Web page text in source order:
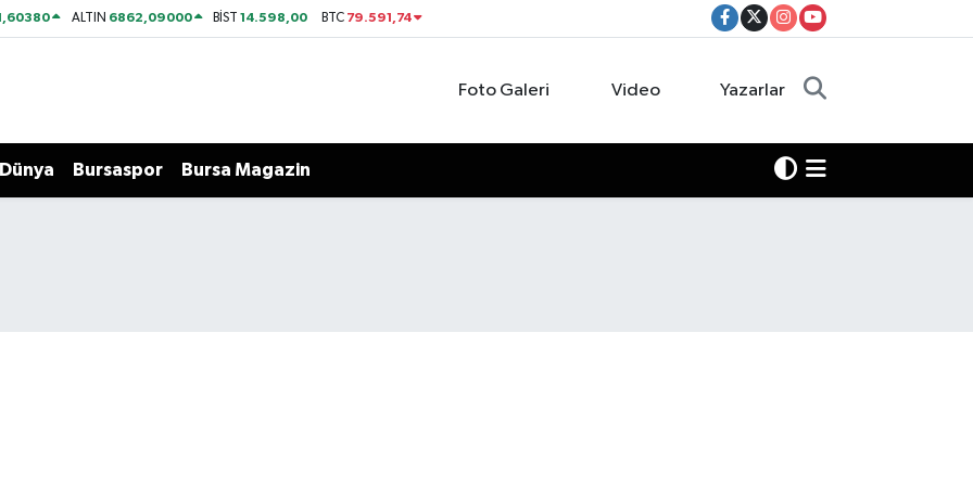
ALTIN 6862,09000 BİST14.598,00 BTC 79.591,74
Foto Galeri Video Yazarlar
Dünya Bursaspor Bursa Magazin